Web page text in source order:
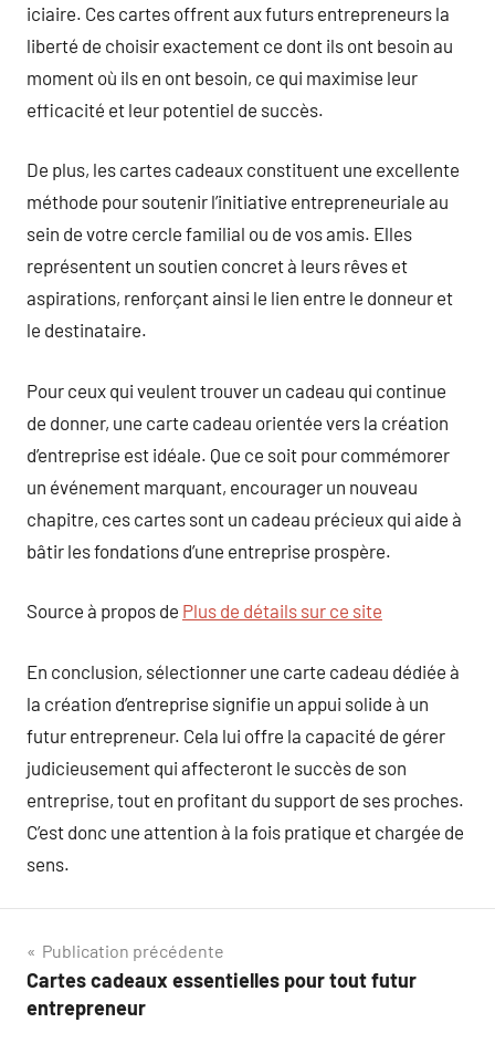
iciaire. Ces cartes offrent aux futurs entrepreneurs la
liberté de choisir exactement ce dont ils ont besoin au
moment où ils en ont besoin, ce qui maximise leur
efficacité et leur potentiel de succès.
De plus, les cartes cadeaux constituent une excellente
méthode pour soutenir l’initiative entrepreneuriale au
sein de votre cercle familial ou de vos amis. Elles
représentent un soutien concret à leurs rêves et
aspirations, renforçant ainsi le lien entre le donneur et
le destinataire.
Pour ceux qui veulent trouver un cadeau qui continue
de donner, une carte cadeau orientée vers la création
d’entreprise est idéale. Que ce soit pour commémorer
un événement marquant, encourager un nouveau
chapitre, ces cartes sont un cadeau précieux qui aide à
bâtir les fondations d’une entreprise prospère.
Source à propos de Plus de détails sur ce site
En conclusion, sélectionner une carte cadeau dédiée à
la création d’entreprise signifie un appui solide à un
futur entrepreneur. Cela lui offre la capacité de gérer
judicieusement qui affecteront le succès de son
entreprise, tout en profitant du support de ses proches.
C’est donc une attention à la fois pratique et chargée de
sens.
Navigation
de
Publication précédente
Cartes cadeaux essentielles pour tout futur
entrepreneur